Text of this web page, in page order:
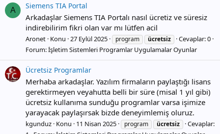
A Siemens TIA Portal
Arkadaşlar Siemens TIA Portalı nasıl ücretiz ve süresiz
indirebilirim fikri olan var mı lütfen acil
Aronet Konu 27 Eylül 2025 program ücretsiz
Cevaplar: 0
Forum:İşletim Sistemleri Programlar Uygulamalar Oyunlar
Ücretsiz Programlar
Merhaba arkadaşlar. Yazılım firmaların paylaştığı lisans
gerektirmeyen veyahutta belli bir süre (misal 1 yıl gibi)
ücretsiz kullanıma sunduğu programlar varsa işimize
yarayacak paylaşırsak bizde deneyimlemiş oluruz.
kgunduz Konu 11 Nisan 2025 program ücretsiz
Cevaplar: